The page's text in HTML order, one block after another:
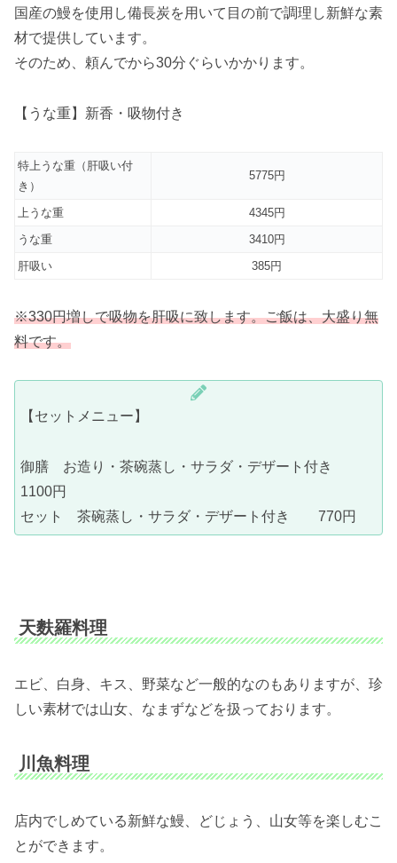
国産の鰻を使用し備長炭を用いて目の前で調理し新鮮な素
材で提供しています。
そのため、頼んでから30分ぐらいかかります。
【うな重】新香・吸物付き
特上うな重（肝吸い付
き）
5775円
上うな重
4345円
うな重
3410円
肝吸い
385円
※330円増しで吸物を肝吸に致します。ご飯は、大盛り無
料です。
【セットメニュー】
御膳 お造り・茶碗蒸し・サラダ・デザート付き
1100円
セット 茶碗蒸し・サラダ・デザート付き 770円
天麩羅料理
エビ、白身、キス、野菜など一般的なのもありますが、珍
しい素材では山女、なまずなどを扱っております。
川魚料理
店内でしめている新鮮な鰻、どじょう、山女等を楽しむこ
とができます。